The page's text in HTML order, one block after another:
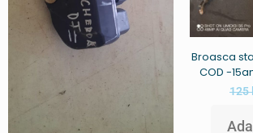
Broasca
COD -
125